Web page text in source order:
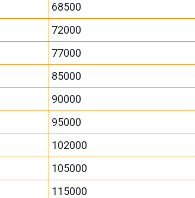
68500
72000
77000
85000
90000
95000
102000
105000
115000